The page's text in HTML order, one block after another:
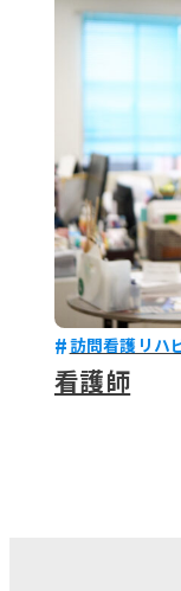
訪問看護リハ
看護師